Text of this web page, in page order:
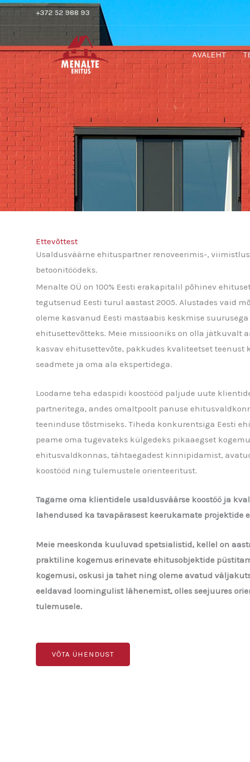
Skip
to
content
+372 52 988 93
AVALEHT
Ettevõttest
Usaldusväärne ehituspartner renoveerimis-,
betoonitöödeks.
Menalte OÜ on 100% Eesti erakapitalil põhinev
tegutsenud Eesti turul aastast 2005. Alustades vaid
oleme kasvanud Eesti mastaabis keskmise suurusega
ehitusettevõtteks. Meie missiooniks on olla jätkuvalt
kasvav ehitusettevõte, pakkudes kvaliteetset teenust
seadmete ja oma ala ekspertidega.
Loodame teha edaspidi koostööd paljude uute
partneritega, andes omaltpoolt panuse
teeninduse tõstmiseks. Tiheda konkurentsiga Eesti
peame oma tugevateks külgedeks pikaaegset
ehitusvaldkonnas, tähtaegadest kinnipidamist,
koostööd ning tulemustele orienteeritust.
Tagame oma klientidele usaldusväärse koostöö ja
lahendused ka tavapärasest keerukamate projektide
Meie meeskonda kuuluvad spetsialistid, kellel on
praktiline kogemus erinevate ehitusobjektide
kogemusi, oskusi ja tahet ning oleme avatud
eeldavad loomingulist lähenemist, olles seejuures
tulemusele.
VÕTA ÜHENDUST